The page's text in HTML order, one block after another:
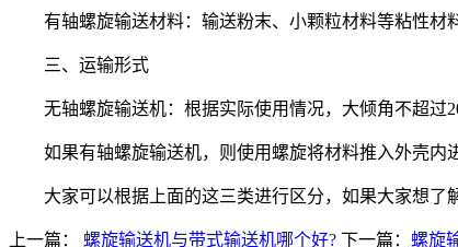
有轴螺旋输送材料：输送粉末、小颗粒材料等粘性材
三、运输形式
无轴螺旋输送机：根据实际使用情况，大倾角不超过
如果有轴螺旋输送机，则使用螺旋将材料推入外壳内
大家可以根据上面的这三类进行区分，如果大家想了
上一篇： 螺旋输送机与带式输送机哪个好? 下一篇： 螺旋